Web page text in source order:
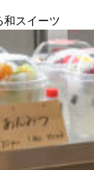
和スイーツ